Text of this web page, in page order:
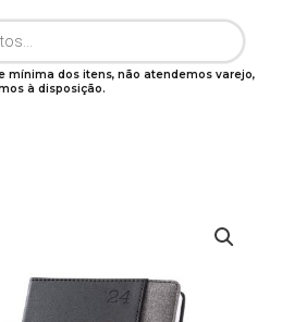
mínima dos itens, não atendemos varejo,
à disposição.